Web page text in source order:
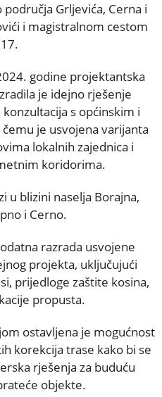
Grljevića, Cerna i
i magistralnom cestom
godine projektantska
je idejno rješenje
s općinskim i
je usvojena varijanta
lokalnih zajednica i
koridorima.
u blizini naselja Borajna,
i Cerno.
razrada usvojene
projekta, uključujući
prijedloge zaštite kosina,
propusta.
ostavljena je mogućnost
korekcija trase kako bi se
rješenja za buduću
objekte.